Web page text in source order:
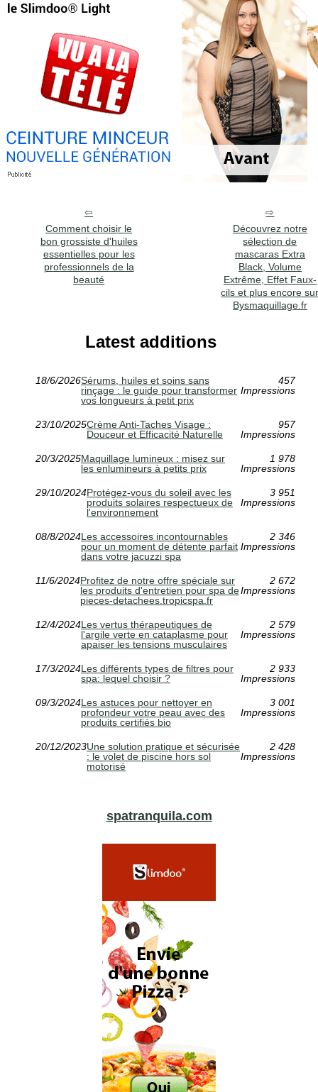
Comment choisir le
bon grossiste d'huiles
essentielles pour les
professionnels de la
beauté
Découvrez notre
sélection de
mascaras Extra
Black, Volume
Extrême, Effet Faux-
cils et plus encore
Bysmaquillage.fr
Latest additions
18/6/2026Sérums, huiles et soins sans
rinçage : le guide pour transformer
vos longueurs à petit prix
457
Impressions
23/10/2025Crème Anti-Taches Visage :
Douceur et Efficacité Naturelle
957
Impressions
20/3/2025Maquillage lumineux : misez sur
les enlumineurs à petits prix
1 978
Impressions
29/10/2024Protégez-vous du soleil avec les
produits solaires respectueux de
l'environnement
3 951
Impressions
08/8/2024Les accessoires incontournables
pour un moment de détente parfait
dans votre jacuzzi spa
2 346
Impressions
11/6/2024Profitez de notre offre spéciale sur
les produits d'entretien pour spa de
pieces-detachees.tropicspa.fr
2 672
Impressions
12/4/2024Les vertus thérapeutiques de
l'argile verte en cataplasme pour
apaiser les tensions musculaires
2 579
Impressions
17/3/2024Les différents types de filtres pour
spa: lequel choisir ?
2 933
Impressions
09/3/2024Les astuces pour nettoyer en
profondeur votre peau avec des
produits certifiés bio
3 001
Impressions
20/12/2023Une solution pratique et sécurisée
: le volet de piscine hors sol
motorisé
2 428
Impressions
spatranquila.com